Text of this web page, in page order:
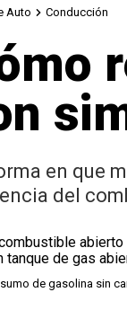
Auto Conducción
en que
del
de gasolina sin